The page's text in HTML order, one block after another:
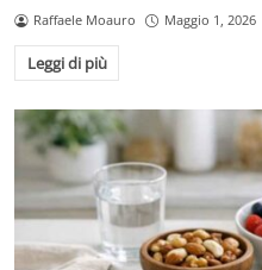
Raffaele Moauro Maggio 1, 2026
Leggi di più